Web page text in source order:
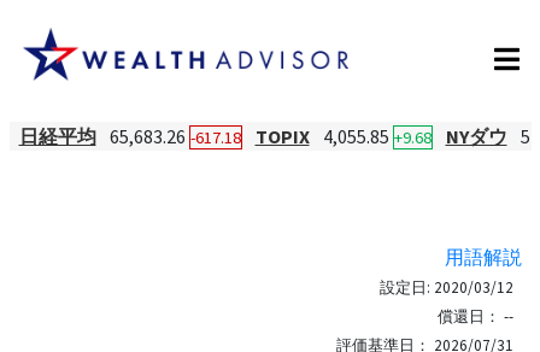
日経平均 65,683.26 -617.18 TOPIX 4,055.85 +9.68 NYダウ
用語解説
設定日: 2020/03/12
償還日： --
評価基準日： 2026/07/31